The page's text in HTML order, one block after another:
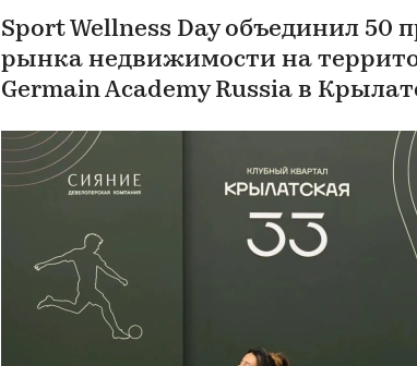
Sport Wellness Day объединил 50
рынка недвижимости на
Germain Academy Russia в